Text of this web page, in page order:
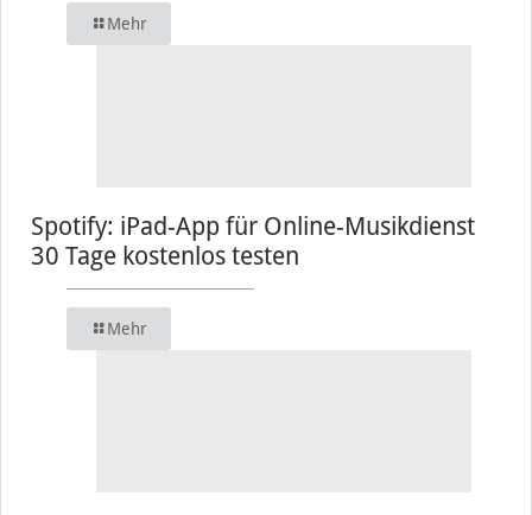
Mehr
Spotify: iPad-App für Online-Musikdienst
30 Tage kostenlos testen
Mehr